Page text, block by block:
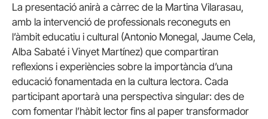
La presentació anirà a càrrec de la Martina Vilarasau,
amb la intervenció de professionals reconeguts en
l’àmbit educatiu i cultural (Antonio Monegal, Jaume Cela,
Alba Sabaté i Vinyet Martínez) que compartiran
reflexions i experiències sobre la importància d’una
educació fonamentada en la cultura lectora. Cada
participant aportarà una perspectiva singular: des de
com fomentar l’hàbit lector fins al paper transformador